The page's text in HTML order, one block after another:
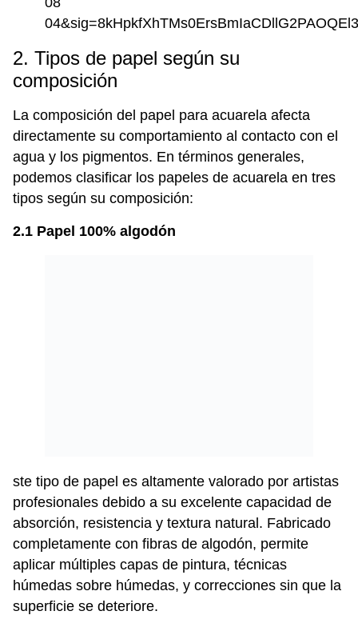
2. Tipos de papel según su
composición
La composición del papel para acuarela afecta
directamente su comportamiento al contacto con el
agua y los pigmentos. En términos generales,
podemos clasificar los papeles de acuarela en tres
tipos según su composición:
2.1 Papel 100% algodón
ste tipo de papel es altamente valorado por artistas
profesionales debido a su excelente capacidad de
absorción, resistencia y textura natural. Fabricado
completamente con fibras de algodón, permite
aplicar múltiples capas de pintura, técnicas
húmedas sobre húmedas, y correcciones sin que la
superficie se deteriore.